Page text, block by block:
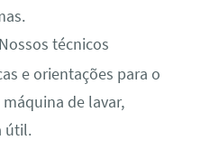
técnicos
e orientações para o
de lavar,
útil.